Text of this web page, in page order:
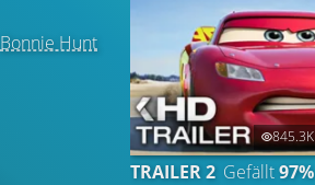
Bonnie Hunt
845.3K
TRAILER 2 Gefällt97%